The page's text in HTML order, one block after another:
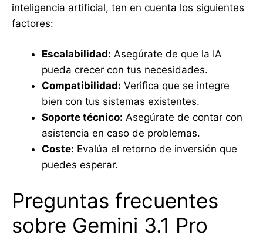
inteligencia artificial, ten en cuenta los siguientes
factores:
Escalabilidad: Asegúrate de que la IA
pueda crecer con tus necesidades.
Compatibilidad: Verifica que se integre
bien con tus sistemas existentes.
Soporte técnico: Asegúrate de contar con
asistencia en caso de problemas.
Coste: Evalúa el retorno de inversión que
puedes esperar.
Preguntas frecuentes
sobre Gemini 3.1 Pro